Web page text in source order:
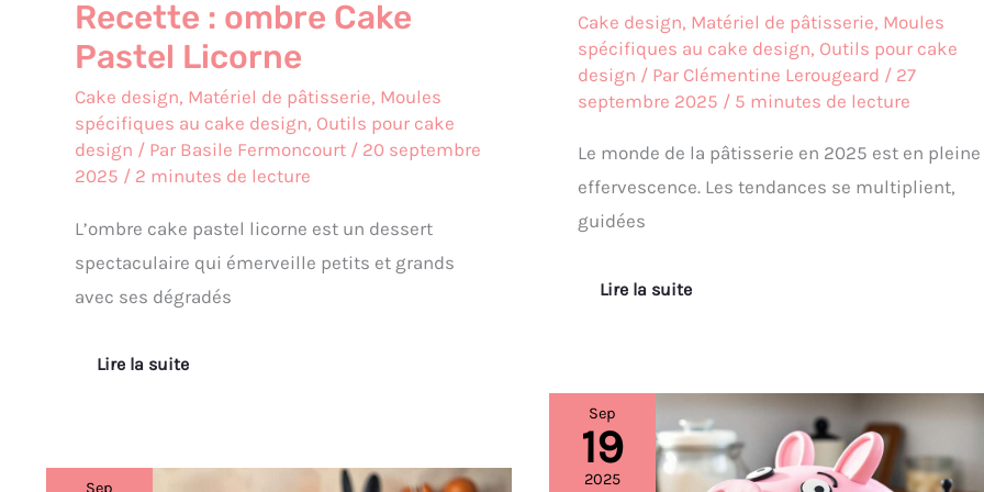
Cake design, Matériel de pâtisserie, Moules
spécifiques au cake design, Outils pour cake
design / Par Clémentine Lerougeard / 27
septembre 2025 / 5 minutes de lecture
Le monde de la pâtisserie en 2025 est en pleine
effervescence. Les tendances se multiplient,
guidées
Lire la suite
Recette : ombre Cake
Pastel Licorne
Cake design, Matériel de pâtisserie, Moules
spécifiques au cake design, Outils pour cake
design / Par Basile Fermoncourt / 20 septembre
2025 / 2 minutes de lecture
L’ombre cake pastel licorne est un dessert
spectaculaire qui émerveille petits et grands
avec ses dégradés
Lire la suite
Sep
19
2025
Recette
de
gâteau
Sep